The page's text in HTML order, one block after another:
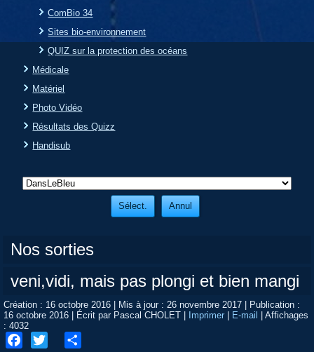
ComBio 34
Sites bio-environnement
QUIZ sur la protection des océans
Médicale
Matériel
Photo Vidéo
Résultats des Quizz
Handisub
Nos sorties
veni,vidi, mais pas plongi et bien mangi
Création : 16 octobre 2016 | Mis à jour : 26 novembre 2017 | Publication :
16 octobre 2016 | Écrit par Pascal CHOLET | Imprimer | E-mail |Affichages
: 4032